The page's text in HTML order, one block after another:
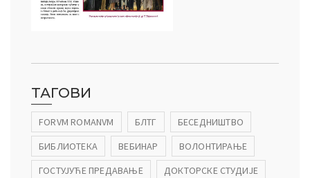
ТАГОВИ
FORVM ROMANVM БЛТГ
БЕСЕДНИШТВО
БИБЛИОТЕКА
ВЕБИНАР
ВОЛОНТИРАЊЕ
ГОСТУЈУЋЕ ПРЕДАВАЊЕ
ДОКТОРСКЕ СТУДИЈЕ